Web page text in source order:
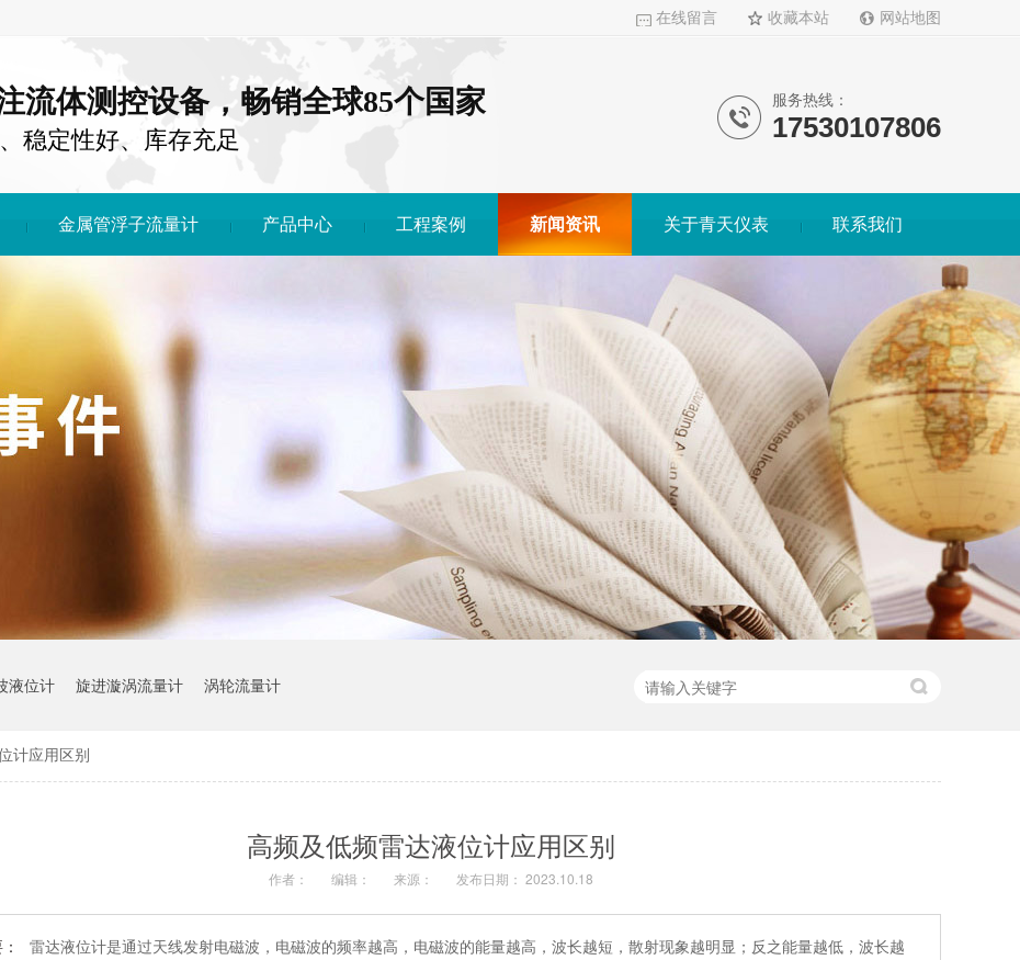
在线留言 收藏本站 网站地图
流体测控设备，畅销全球85个国家
稳定性好、库存充足
服务热线：
17530107806
金属管浮子流量计 产品中心 工程案例 新闻资讯 关于青天仪表 联系我们
液位计 旋进漩涡流量计 涡轮流量计
计应用区别
高频及低频雷达液位计应用区别
作者： 编辑： 来源： 发布日期： 2023.10.18
雷达液位计是通过天线发射电磁波，电磁波的频率越高，电磁波的能量越高，波长越短，散射现象越明显；反之能量越低，波长越